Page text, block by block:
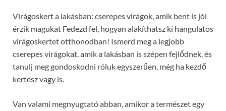
Virágoskert a lakásban: cserepes virágok, amik bent is jól
érzik magukat Fedezd fel, hogyan alakíthatsz ki hangulatos
virágoskertet otthonodban! Ismerd meg a legjobb
cserepes virágokat, amik a lakásban is szépen fejlődnek, és
tanulj meg gondoskodni róluk egyszerűen, még ha kezdő
kertész vagy is.
Van valami megnyugtató abban, amikor a természet egy